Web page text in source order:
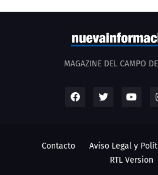
MAGAZINE DEL CAMPO
Contacto
Aviso Legal y
RTL Version